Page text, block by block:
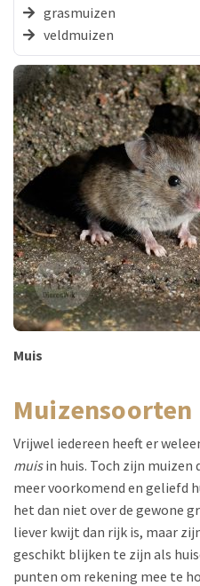
grasmuizen
veldmuizen
Muis
muizensoorten
Vrijwel iedereen heeft er
muisin huis. Toch zijn muizen
meer voorkomend en geliefd
het dan niet over de gewone
liever kwijt dan rijk is, maar
geschikt blijken te zijn als
punten om rekening mee te